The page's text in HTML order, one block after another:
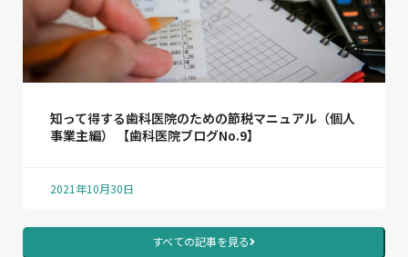
知って得する歯科医院のための節税マニュアル（個人
事業主編） 【歯科医院ブログNo.9】
2021年10月30日
すべての記事を見る